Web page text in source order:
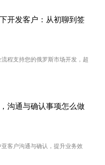
开发客户：从初聊到签
程支持您的俄罗斯市场开发，超
沟通与确认事项怎么做
客户沟通与确认，提升业务效